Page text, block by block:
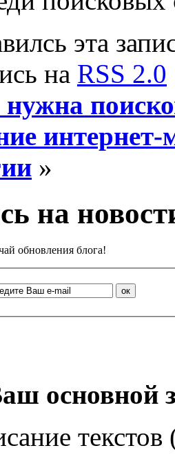
эта
на RSS 2.0
»
на
обновления блога!
основной